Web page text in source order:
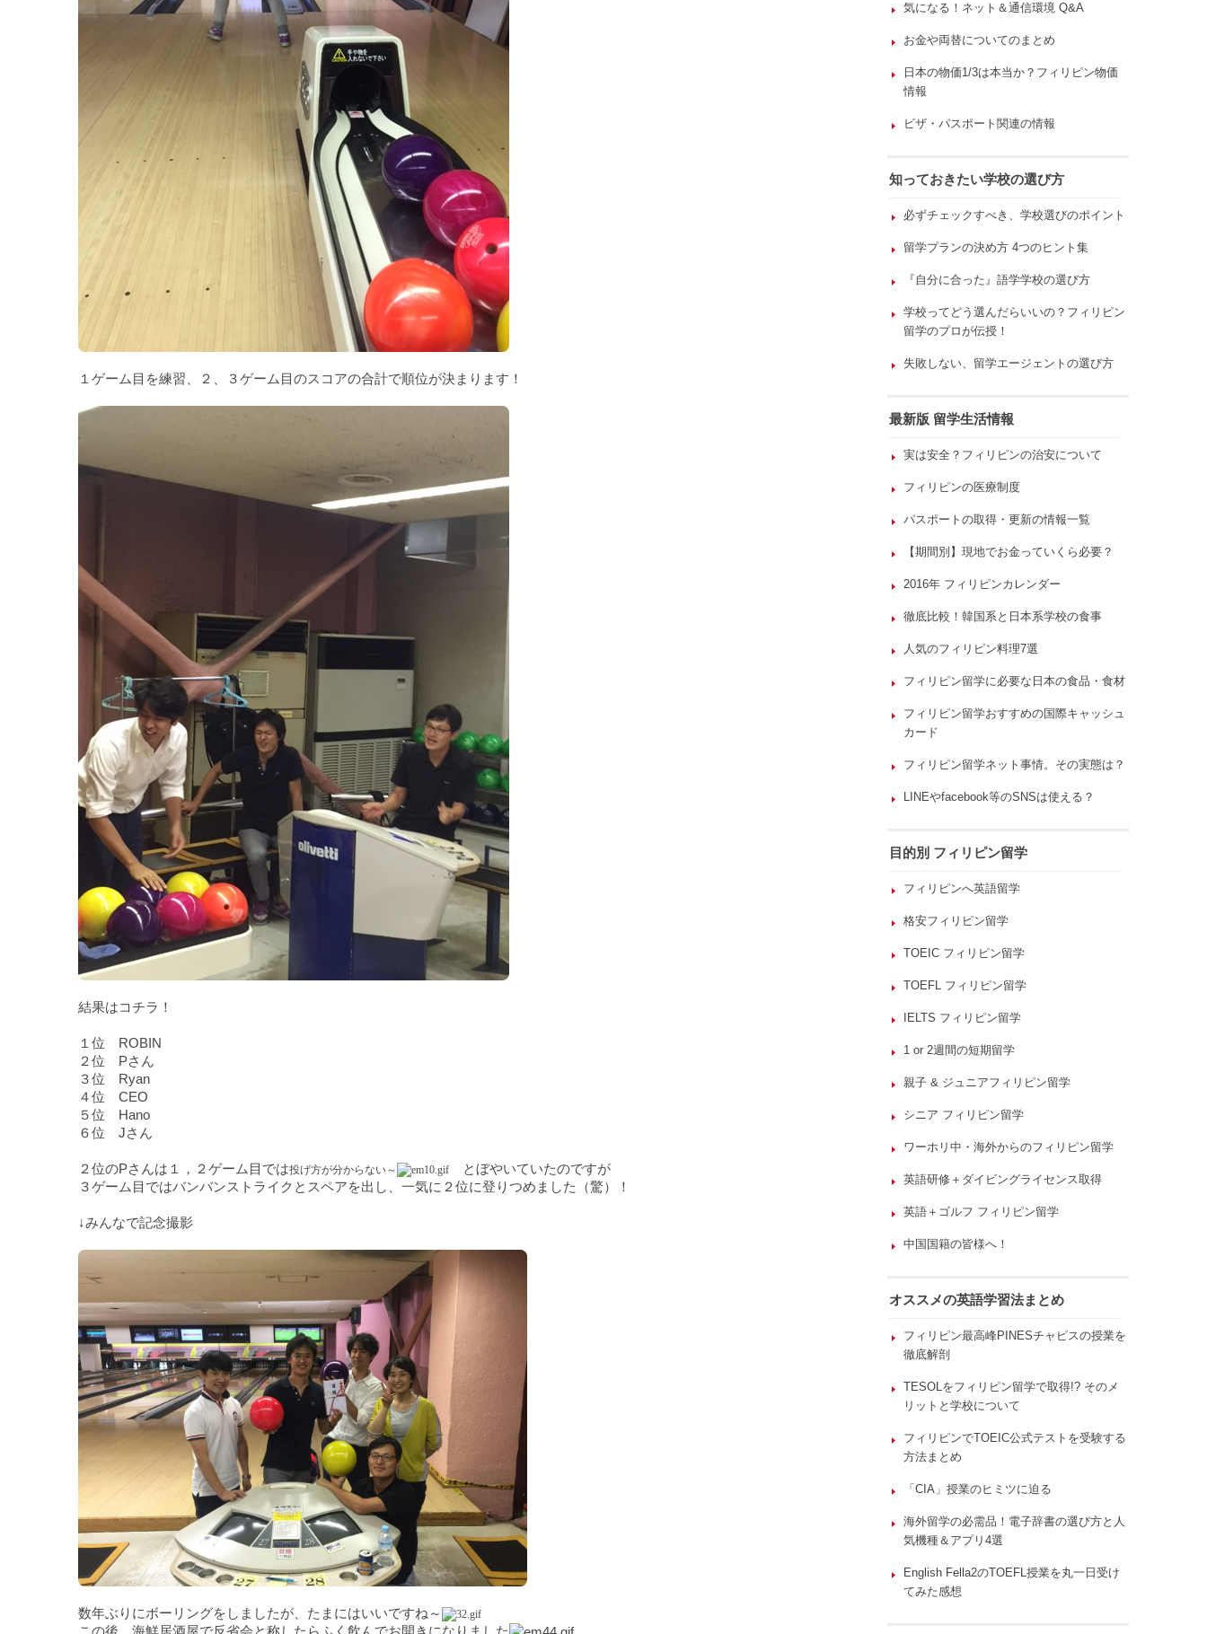
１ゲーム目を練習、２、３ゲーム目のスコアの合計で順位が決まります！
結果はコチラ！
１位 ROBIN
２位 Pさん
３位 Ryan
４位 CEO
５位 Hano
６位 Jさん
２位のPさんは１，２ゲーム目では投げ方が分からない～
とぼやいていたのですが
３ゲーム目ではバンバンストライクとスペアを出し、一気に２位に登りつめました（驚）！
↓みんなで記念撮影
数年ぶりにボーリングをしましたが、たまにはいいですね～
この後、海鮮居酒屋で反省会と称したらふく飲んでお開きになりました
気になる！ネット＆通信環境 Q&A
お金や両替についてのまとめ
日本の物価1/3は本当か？フィリピン物価
情報
ビザ・パスポート関連の情報
知っておきたい学校の選び方
必ずチェックすべき、学校選びのポイント
留学プランの決め方 4つのヒント集
『自分に合った』語学学校の選び方
学校ってどう選んだらいいの？フィリピン
留学のプロが伝授！
失敗しない、留学エージェントの選び方
最新版 留学生活情報
実は安全？フィリピンの治安について
フィリピンの医療制度
パスポートの取得・更新の情報一覧
【期間別】現地でお金っていくら必要？
2016年 フィリピンカレンダー
徹底比較！韓国系と日本系学校の食事
人気のフィリピン料理7選
フィリピン留学に必要な日本の食品・食材
フィリピン留学おすすめの国際キャッシュ
カード
フィリピン留学ネット事情。その実態は？
LINEやfacebook等のSNSは使える？
目的別 フィリピン留学
フィリピンへ英語留学
格安フィリピン留学
TOEIC フィリピン留学
TOEFL フィリピン留学
IELTS フィリピン留学
1 or 2週間の短期留学
親子 & ジュニアフィリピン留学
シニア フィリピン留学
ワーホリ中・海外からのフィリピン留学
英語研修＋ダイビングライセンス取得
英語＋ゴルフ フィリピン留学
中国国籍の皆様へ！
オススメの英語学習法まとめ
フィリピン最高峰PINESチャピスの授業を
徹底解剖
TESOLをフィリピン留学で取得!? そのメ
リットと学校について
フィリピンでTOEIC公式テストを受験する
方法まとめ
「CIA」授業のヒミツに迫る
海外留学の必需品！電子辞書の選び方と人
気機種＆アプリ4選
English Fella2のTOEFL授業を丸一日受け
てみた感想